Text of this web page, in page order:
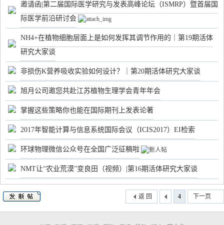
邀请函|第二届国际医学研究与发表高峰论坛（ISMRP）暨首届国
际医学前沿研讨会
NH4+在植物细胞层面上是如何发挥其调节作用的｜第19期活体
研究大家谈
非损伤K营养吸收实验如何设计？｜第20期活体研究大家谈
旭月公司邀您共赴江苏植物生理学会青年年会
掌握这些策略你也能在国际期刊上发表论著
2017年智能计算与信息系统国际会议（ICIS2017）EI检索
环球物理微信公众号在全国广泛征稿啦
NMT让“农业荒漠”变良田（视频）|第16期活体研究大家谈
4 下一页
返 回